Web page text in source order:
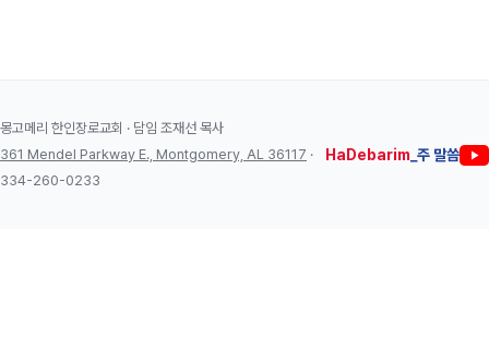
몽고메리 한인장로교회 · 담임 조재선 목사
361 Mendel Parkway E., Montgomery, AL 36117 ·
334-260-0233
HaDebarim _주 말씀